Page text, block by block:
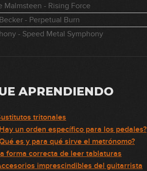
Malmsteen - Rising Force
- Perpetual Burn
- Speed Metal Symphony
APRENDIENDO
tritonales
un orden específico para los pedales?
es y para qué sirve el metrónomo?
forma correcta de leer tablaturas
imprescindibles del guitarrista